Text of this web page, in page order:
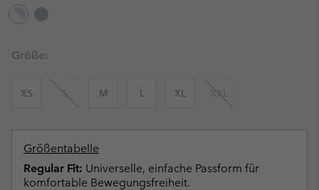
Größe:
XS S M L XL XXL
Größentabelle
Regular Fit: Universelle, einfache Passform für
komfortable Bewegungsfreiheit.